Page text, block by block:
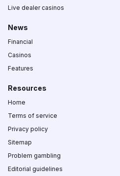
Live dealer casinos
News
Financial
Casinos
Features
Resources
Home
Terms of service
Privacy policy
Sitemap
Problem gambling
Editorial guidelines